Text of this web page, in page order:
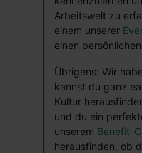
die USA (Art. 49 Abs. 1
verfügen über kein
oder teilweise über
dem Punkt
Weitere Informationen
du durch Klick auf
Informationen:
Arbeitswelt zu
einem unserer
einen
Übrigens: Wir
kannst du ganz
Kultur
und du ein
unserem Benefit-
herausfinden, ob